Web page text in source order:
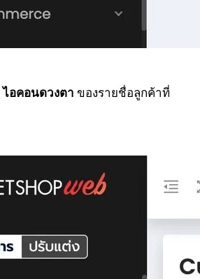
ไอคอนดวงตา ของรายชื่อลูกค้าที่